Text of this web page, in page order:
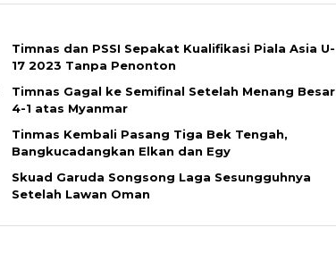
Timnas dan PSSI Sepakat Kualifikasi Piala Asia U-
17 2023 Tanpa Penonton
Timnas Gagal ke Semifinal Setelah Menang Besar
4-1 atas Myanmar
Tinmas Kembali Pasang Tiga Bek Tengah,
Bangkucadangkan Elkan dan Egy
Skuad Garuda Songsong Laga Sesungguhnya
Setelah Lawan Oman